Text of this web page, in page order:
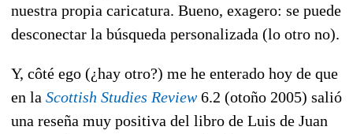
nuestra propia caricatura. Bueno, exagero: se puede
desconectar la búsqueda personalizada (lo otro no).
Y, côté ego (¿hay otro?) me he enterado hoy de que
en la Scottish Studies Review 6.2 (otoño 2005) salió
una reseña muy positiva del libro de Luis de Juan